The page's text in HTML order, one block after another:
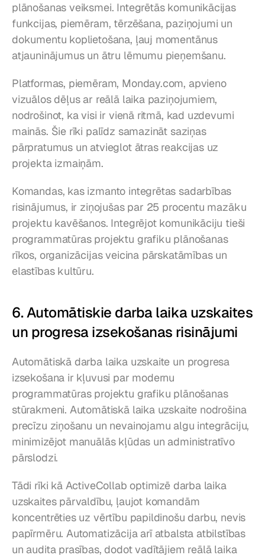
plānošanas veiksmei. Integrētās komunikācijas
funkcijas, piemēram, tērzēšana, paziņojumi un
dokumentu koplietošana, ļauj momentānus
atjauninājumus un ātru lēmumu pieņemšanu.
Platformas, piemēram, Monday.com, apvieno
vizuālos dēļus ar reālā laika paziņojumiem,
nodrošinot, ka visi ir vienā ritmā, kad uzdevumi
mainās. Šie rīki palīdz samazināt saziņas
pārpratumus un atvieglot ātras reakcijas uz
projekta izmaiņām.
Komandas, kas izmanto integrētas sadarbības
risinājumus, ir ziņojušas par 25 procentu mazāku
projektu kavēšanos. Integrējot komunikāciju tieši
programmatūras projektu grafiku plānošanas
rīkos, organizācijas veicina pārskatāmības un
elastības kultūru.
6. Automātiskie darba laika uzskaites
un progresa izsekošanas risinājumi
Automātiskā darba laika uzskaite un progresa
izsekošana ir kļuvusi par modernu
programmatūras projektu grafiku plānošanas
stūrakmeni. Automātiskā laika uzskaite nodrošina
precīzu ziņošanu un nevainojamu algu integrāciju,
minimizējot manuālās kļūdas un administratīvo
pārslodzi.
Tādi rīki kā ActiveCollab optimizē darba laika
uzskaites pārvaldību, ļaujot komandām
koncentrēties uz vērtību papildinošu darbu, nevis
papīrmēru. Automatizācija arī atbalsta atbilstības
un audita prasības, dodot vadītājiem reālā laika